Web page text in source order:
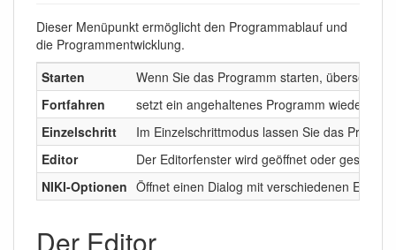
Dieser Menüpunkt ermöglicht den Programmablauf und
die Programmentwicklung.
Starten
Wenn Sie das Programm starten, übersetzt
Fortfahren
setzt ein angehaltenes Programm wieder fort.
Einzelschritt
Im Einzelschrittmodus lassen Sie das
Editor
Der Editorfenster wird geöffnet oder
NIKI-Optionen Öffnet einen Dialog mit verschiedenen
Der Editor